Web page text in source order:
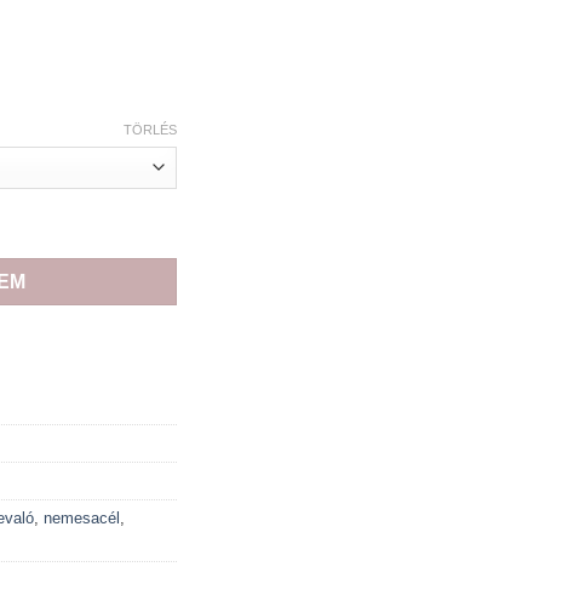
TÖRLÉS
ragyogásával ezüst fazonban kocka formájú kővel UNISEX egy
, nemesacél ,